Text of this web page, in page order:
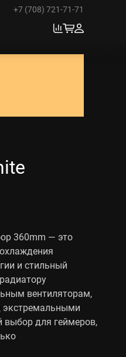
+7 (708) 721-71-71
360mm — это
и стильный
вентиляторам,
экстремальными
выбор для геймеров,